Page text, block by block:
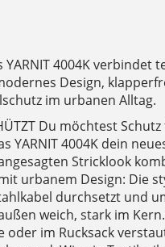
4004K verbindet
Design,
im urbanen Alltag.
Du möchtest
YARNIT 4004K dein
Stricklook
urbanem Design: Die
durchsetzt und
weich, stark im
oder im Rucksack